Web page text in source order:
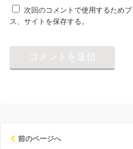
次回のコメントで使用するため
ス、サイトを保存する。
前のページへ